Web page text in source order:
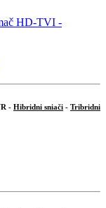
- Hibridni sniači - Tribridni